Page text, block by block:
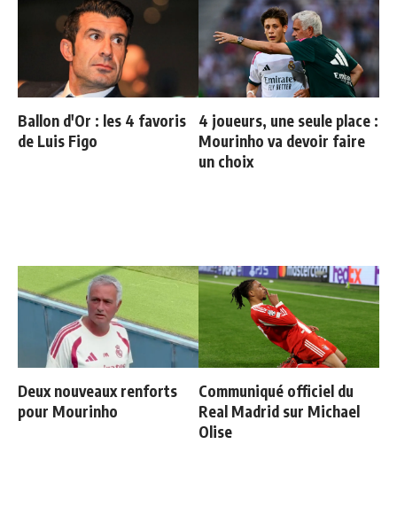
Ballon d'Or : les 4 favoris
de Luis Figo
4 joueurs, une seule place :
Mourinho va devoir faire
un choix
Deux nouveaux renforts
pour Mourinho
Communiqué officiel du
Real Madrid sur Michael
Olise